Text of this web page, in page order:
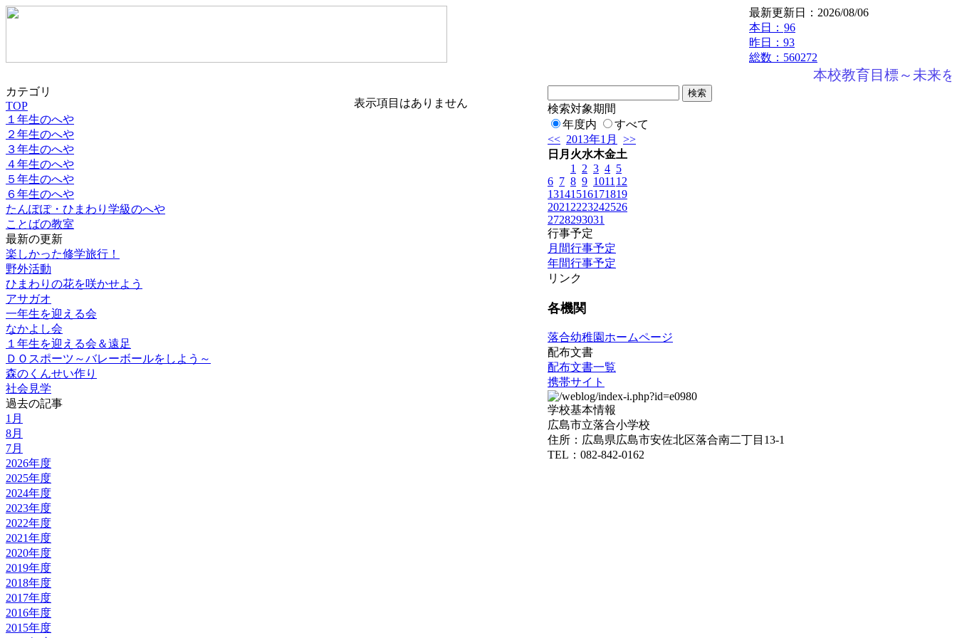
最新更新日：2026/08/06
本日： 96
昨日：93
総数：560272
本校教育目標～未来
カテゴリ
TOP
１年生のへや
２年生のへや
３年生のへや
４年生のへや
５年生のへや
６年生のへや
たんぽぽ・ひまわり学級のへや
ことばの教室
最新の更新
楽しかった修学旅行！
野外活動
ひまわりの花を咲かせよう
アサガオ
一年生を迎える会
なかよし会
１年生を迎える会＆遠足
ＤＯスポーツ～バレーボールをしよう～
森のくんせい作り
社会見学
過去の記事
1月
8月
7月
2026年度
2025年度
2024年度
2023年度
2022年度
2021年度
2020年度
2019年度
2018年度
2017年度
2016年度
2015年度
表示項目はありません
検索対象期間
年度内
すべて
<< 2013年1月
>>
日 月 火水木金土
1
2 3 4 5
6 7 8 9 1011 12
13141516171819
2021 2223242526
2728293031
行事予定
月間行事予定
年間行事予定
リンク
各機関
落合幼稚園ホームページ
配布文書
配布文書一覧
携帯サイト
学校基本情報
広島市立落合小学校
住所：広島県広島市安佐北区落合南二丁目13-1
TEL：082-842-0162